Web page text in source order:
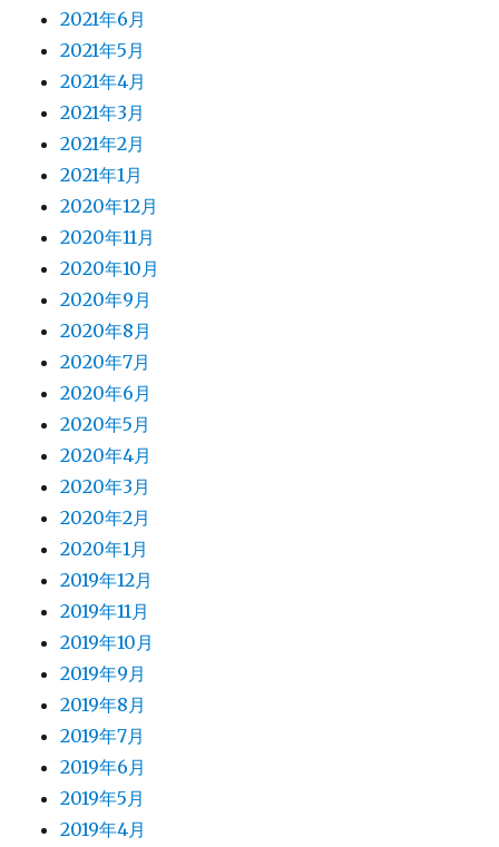
2021年6月
2021年5月
2021年4月
2021年3月
2021年2月
2021年1月
2020年12月
2020年11月
2020年10月
2020年9月
2020年8月
2020年7月
2020年6月
2020年5月
2020年4月
2020年3月
2020年2月
2020年1月
2019年12月
2019年11月
2019年10月
2019年9月
2019年8月
2019年7月
2019年6月
2019年5月
2019年4月